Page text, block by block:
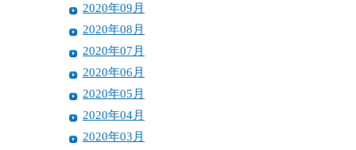
2020年09月
2020年08月
2020年07月
2020年06月
2020年05月
2020年04月
2020年03月